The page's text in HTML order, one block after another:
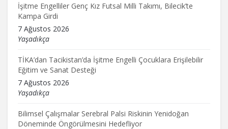
İşitme Engelliler Genç Kız Futsal Milli Takımı, Bilecik’te
Kampa Girdi
7 Ağustos 2026
Yaşadıkça
TİKA’dan Tacikistan’da İşitme Engelli Çocuklara Erişilebilir
Eğitim ve Sanat Desteği
7 Ağustos 2026
Yaşadıkça
Bilimsel Çalışmalar Serebral Palsi Riskinin Yenidoğan
Döneminde Öngörülmesini Hedefliyor